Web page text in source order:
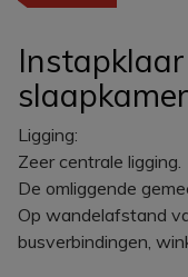
Ligging:
Zeer centrale ligging.
De omliggende
Op wandelafstand
busverbindingen,